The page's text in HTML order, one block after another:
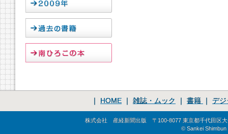
｜ HOME ｜ 雑誌・ムック ｜ 書籍 ｜ デ
株式会社 産経新聞出版 〒100-8077 東京都千代田区
© Sankei Shimbun